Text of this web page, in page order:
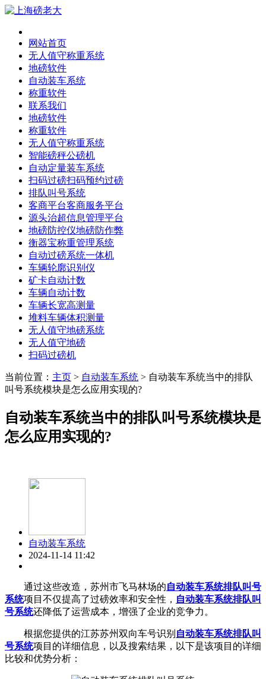
网站首页
无人值守称重系统
地磅软件
自动装车系统
称重软件
联系我们
地磅软件
称重软件
无人值守称重系统
智能磅秤公磅机
自动定量装车系统
扫码过磅扫码预约过磅
排队叫号系统
客商平台客商服务平台
源头治超信息管理平台
地磅防控仪地磅防作弊
衡器宝称重管理系统
自动过磅系统一体机
车辆轮廓识别仪
矿卡自动计数
车辆自动计数
车辆长宽高测量
堆料车辆体积测量
无人值守地磅系统
无人值守地磅
扫码过磅机
当前位置： 主页 > 自动装车系统 > 自动装车系统当中的排队
叫号系统模块是怎么应用实现的?
自动装车系统当中的排队叫号系统模块是
怎么应用实现的?
自动装车系统
2024-11-14 11:42
通过这些改造，苏州市飞马林场的自动装车系统排队叫号
系统项目不仅提高了过磅效率和安全性， 自动装车系统排队叫
号系统还降低了运营成本，增强了企业的竞争力。
根据您提供的江苏苏州双向车号识别 自动装车系统排队叫
号系统项目的详细信息，以及搜索结果，以下是该项目的详细
比较和优势分析：